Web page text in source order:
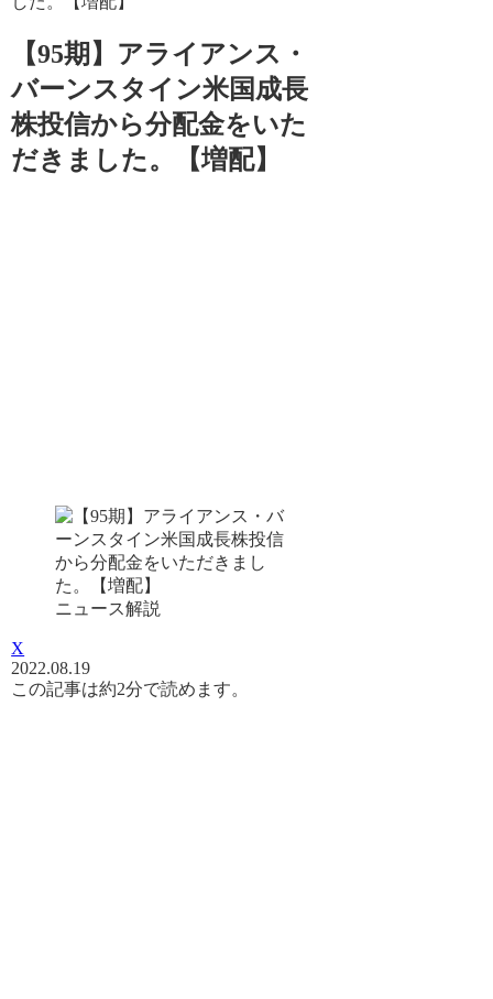
【95期】アライアンス・
バーンスタイン米国成長
株投信から分配金をいた
だきました。【増配】
ニュース解説
X
2022.08.19
この記事は約2分で読めます。